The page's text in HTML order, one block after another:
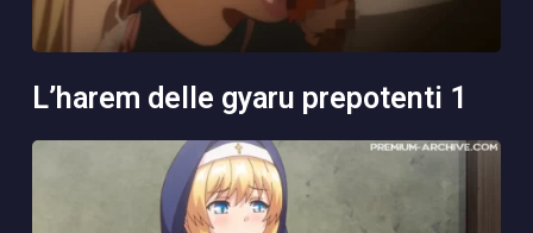
l’harem delle gyaru prepotenti 1